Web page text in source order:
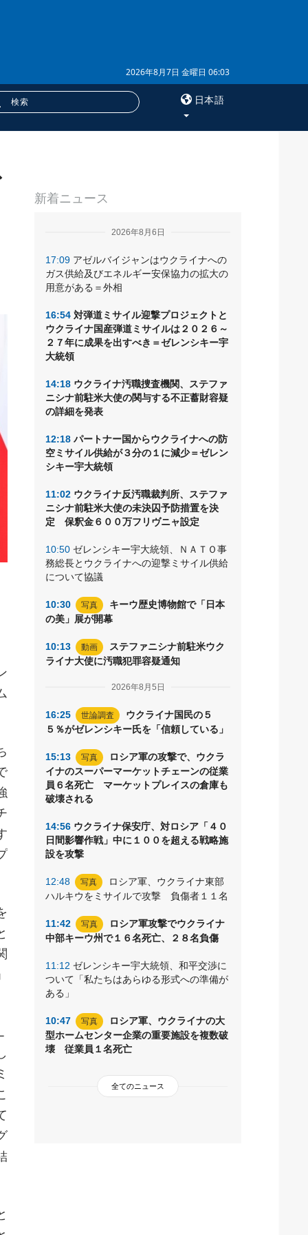
2026年8月7日 金曜日 06:03
日本語
購読
新着ニュース
2026年8月6日
17:09 アゼルバイジャンはウクライナへの
ガス供給及びエネルギー安保協力の拡大の
用意がある＝外相
16:54 対弾道ミサイル迎撃プロジェクトと
ウクライナ国産弾道ミサイルは２０２６～
２７年に成果を出すべき＝ゼレンシキー宇
大統領
14:18 ウクライナ汚職捜査機関、ステファ
ニシナ前駐米大使の関与する不正蓄財容疑
の詳細を発表
12:18 パートナー国からウクライナへの防
空ミサイル供給が３分の１に減少＝ゼレン
シキー宇大統領
11:02 ウクライナ反汚職裁判所、ステファ
ニシナ前駐米大使の未決囚予防措置を決
定 保釈金６００万フリヴニャ設定
10:50 ゼレンシキー宇大統領、ＮＡＴＯ事
務総長とウクライナへの迎撃ミサイル供給
について協議
10:30 写真
キーウ歴史博物館で「日本
の美」展が開幕
10:13 動画
ステファニシナ前駐米ウク
ライナ大使に汚職犯罪容疑通知
2026年8月5日
16:25 世論調査
ウクライナ国民の５
５％がゼレンシキー氏を「信頼している」
15:13 写真
ロシア軍の攻撃で、ウクラ
イナのスーパーマーケットチェーンの従業
員６名死亡 マーケットプレイスの倉庫も
破壊される
14:56 ウクライナ保安庁、対ロシア「４０
日間影響作戦」中に１００を超える戦略施
設を攻撃
12:48 写真
ロシア軍、ウクライナ東部
ハルキウをミサイルで攻撃 負傷者１１名
11:42 写真
ロシア軍攻撃でウクライナ
中部キーウ州で１６名死亡、２８名負傷
11:12 ゼレンシキー宇大統領、和平交渉に
ついて「私たちはあらゆる形式への準備が
ある」
10:47 写真
ロシア軍、ウクライナの大
型ホームセンター企業の重要施設を複数破
壊 従業員１名死亡
全てのニュース